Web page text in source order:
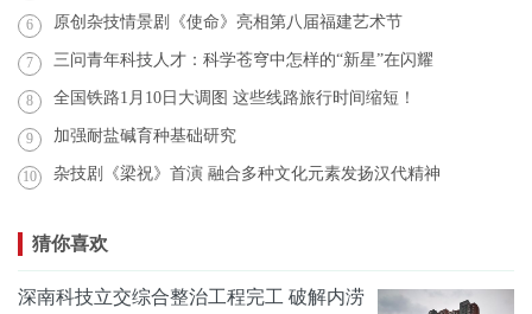
6 原创杂技情景剧《使命》亮相第八届福建艺术节
7 三问青年科技人才：科学苍穹中怎样的“新星”在闪耀
8 全国铁路1月10日大调图 这些线路旅行时间缩短！
9 加强耐盐碱育种基础研究
10 杂技剧《梁祝》首演 融合多种文化元素发扬汉代精神
猜你喜欢
深南科技立交综合整治工程完工 破解内涝